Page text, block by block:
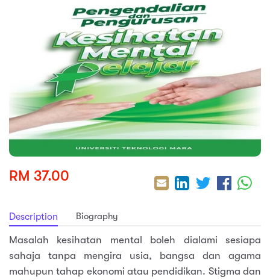
& Spirituality
RM 37.00
Description Biography
Masalah kesihatan mental boleh dialami sesiapa
sahaja tanpa mengira usia, bangsa dan agama
mahupun tahap ekonomi atau pendidikan. Stigma dan